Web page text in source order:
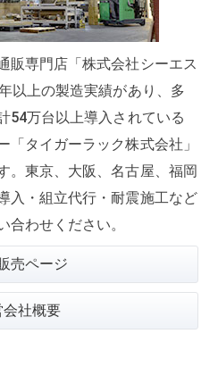
販専門店「株式会社シーエス
以上の製造実績があり、多
54万台以上導入されている
「タイガーラック株式会社」
。東京、大阪、名古屋、福岡
入・組立代行・耐震施工など
わせください。
売ページ
会社概要